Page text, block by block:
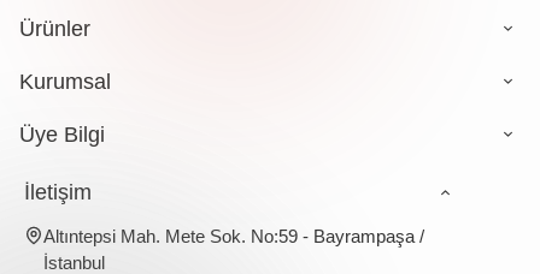
Ürünler
Kurumsal
Üye Bilgi
İletişim
Altıntepsi Mah. Mete Sok. No:59 - Bayrampaşa /
İstanbul